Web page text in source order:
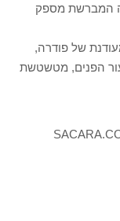
המברשת מספק
של פודרה,
הפנים, מטשטשת